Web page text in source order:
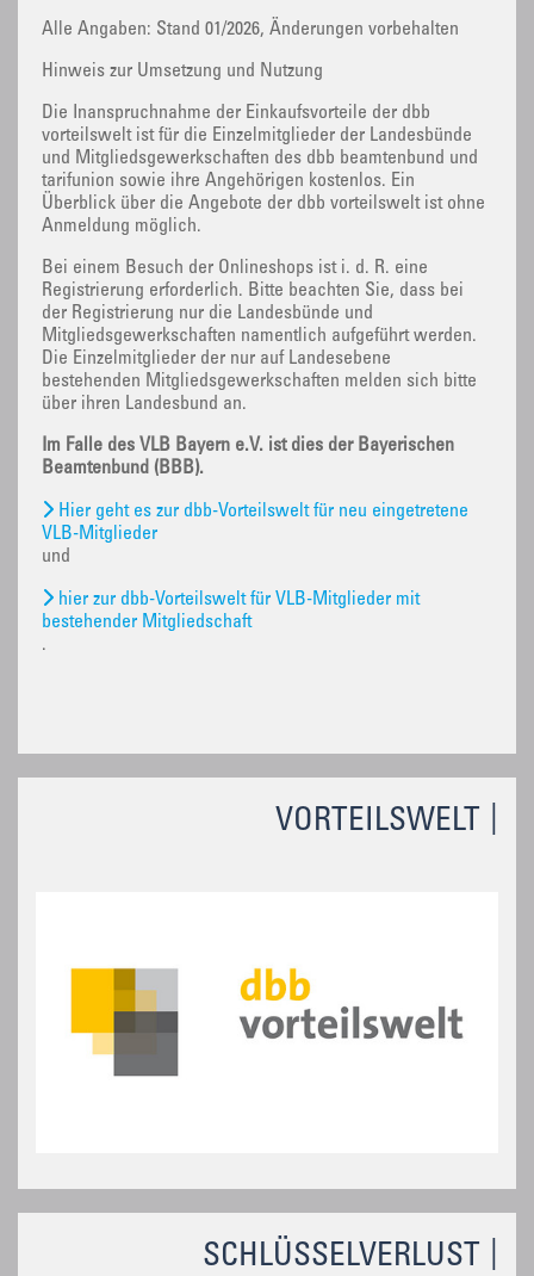
VORTEILSWELT
SCHLÜSSELVERLUST
Alle Angaben: Stand 01/2026, Änderungen vorbehalten
Hinweis zur Umsetzung und Nutzung
Die Inanspruchnahme der Einkaufsvorteile der dbb
vorteilswelt ist für die Einzelmitglieder der Landesbünde
und Mitgliedsgewerkschaften des dbb beamtenbund und
tarifunion sowie ihre Angehörigen kostenlos. Ein
Überblick über die Angebote der dbb vorteilswelt ist ohne
Anmeldung möglich.
Bei einem Besuch der Onlineshops ist i. d. R. eine
Registrierung erforderlich. Bitte beachten Sie, dass bei
der Registrierung nur die Landesbünde und
Mitgliedsgewerkschaften namentlich aufgeführt werden.
Die Einzelmitglieder der nur auf Landesebene
bestehenden Mitgliedsgewerkschaften melden sich bitte
über ihren Landesbund an.
Im Falle des VLB Bayern e.V. ist dies der Bayerischen
Beamtenbund (BBB).
Hier geht es zur dbb-Vorteilswelt für neu eingetretene
VLB-Mitglieder
und
hier zur dbb-Vorteilswelt für VLB-Mitglieder mit
bestehender Mitgliedschaft
.